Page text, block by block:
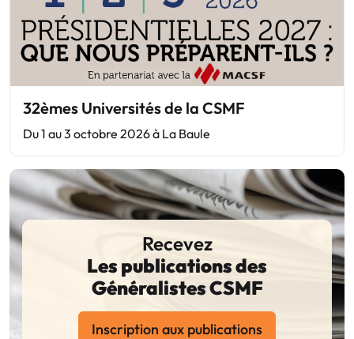
32èmes Universités de la CSMF
Du 1 au 3 octobre 2026 à La Baule
Recevez
Les publications des
Généralistes CSMF
Inscription aux publications